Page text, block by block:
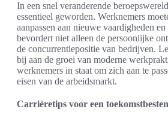
In een snel veranderende
essentieel geworden. Werknemers
aanpassen aan nieuwe vaardigheden
bevordert niet alleen de persoonlijke
de concurrentiepositie van bedrijven.
bij aan de groei van moderne
werknemers in staat om zich aan te
eisen van de arbeidsmarkt.
Carrièretips voor een